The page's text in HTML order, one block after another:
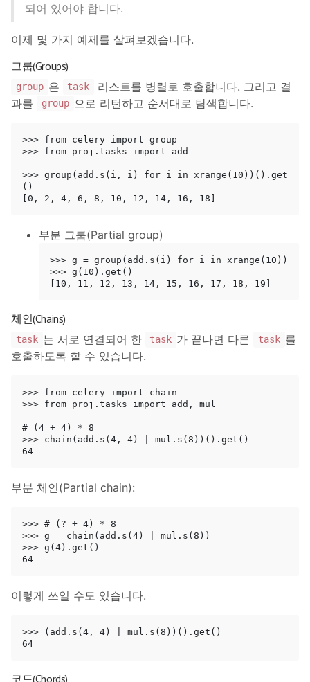
되어 있어야 합니다.
이제 몇 가지 예제를 살펴보겠습니다.
그룹(Groups)
group 은 task
리스트를 병렬로 호출합니다. 그리고 결
과를
group 으로 리턴하고 순서대로 탐색합니다.
>>> from celery import group
>>> from proj.tasks import add
>>> group(add.s(i, i) for i in xrange(10))().get
()
부분 그룹(Partial group)
>>> g = group(add.s(i) for i in xrange(10))
>>> g(10).get()
체인(Chains)
task 는 서로 연결되어 한 task 가 끝나면 다른 task 를
호출하도록 할 수 있습니다.
>>> from celery import chain
>>> from proj.tasks import add, mul
# (4 + 4) * 8
>>> chain(add.s(4, 4) | mul.s(8))().get()
부분 체인(Partial chain):
>>> # (? + 4) * 8
>>> g = chain(add.s(4) | mul.s(8))
>>> g(4).get()
이렇게 쓰일 수도 있습니다.
>>> (add.s(4, 4) | mul.s(8))().get()
코드(Chords)